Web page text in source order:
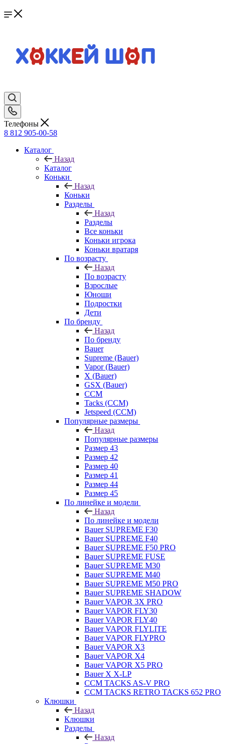
Телефоны
8 812 905-00-58
Каталог
Назад
Каталог
Коньки
Назад
Коньки
Разделы
Назад
Разделы
Все коньки
Коньки игрока
Коньки вратаря
По возрасту
Назад
По возрасту
Взрослые
Юноши
Подростки
Дети
По бренду
Назад
По бренду
Bauer
Supreme (Bauer)
Vapor (Bauer)
X (Bauer)
GSX (Bauer)
CCM
Tacks (CCM)
Jetspeed (CCM)
Популярные размеры
Назад
Популярные размеры
Размер 43
Размер 42
Размер 40
Размер 41
Размер 44
Размер 45
По линейке и модели
Назад
По линейке и модели
Bauer SUPREME F30
Bauer SUPREME F40
Bauer SUPREME F50 PRO
Bauer SUPREME FUSE
Bauer SUPREME M30
Bauer SUPREME M40
Bauer SUPREME M50 PRO
Bauer SUPREME SHADOW
Bauer VAPOR 3X PRO
Bauer VAPOR FLY30
Bauer VAPOR FLY40
Bauer VAPOR FLYLITE
Bauer VAPOR FLYPRO
Bauer VAPOR X3
Bauer VAPOR X4
Bauer VAPOR X5 PRO
Bauer X X-LP
CCM TACKS AS-V PRO
CCM TACKS RETRO TACKS 652 PRO
Клюшки
Назад
Клюшки
Разделы
Назад